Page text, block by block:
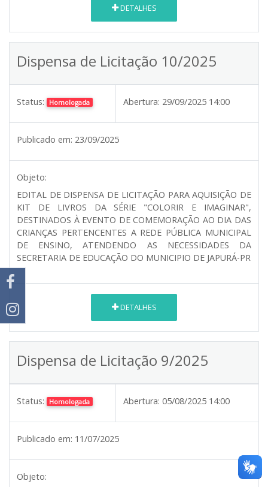
DETALHES
Dispensa de Licitação 10/2025
Status: Homologada Abertura: 29/09/2025 14:00
Publicado em: 23/09/2025
Objeto:
EDITAL DE DISPENSA DE LICITAÇÃO PARA AQUISIÇÃO DE
KIT DE LIVROS DA SÉRIE "COLORIR E IMAGINAR",
DESTINADOS À EVENTO DE COMEMORAÇÃO AO DIA DAS
CRIANÇAS PERTENCENTES A REDE PÚBLICA MUNICIPAL
DE ENSINO, ATENDENDO AS NECESSIDADES DA
SECRETARIA DE EDUCAÇÃO DO MUNICIPIO DE JAPURÁ-PR
DETALHES
Dispensa de Licitação 9/2025
Status: Homologada Abertura: 05/08/2025 14:00
Publicado em: 11/07/2025
Objeto: